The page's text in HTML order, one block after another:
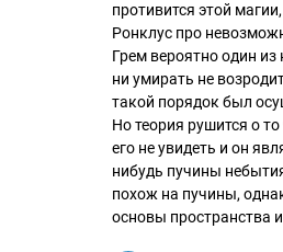
противится этой магии,
Ронклус про
Грем вероятно один
ни умирать не
такой порядок был
Но теория рушится о
его не увидеть и он
нибудь пучины
похож на пучины,
основы пространства